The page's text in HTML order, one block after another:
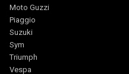
Moto Guzzi
Piaggio
Suzuki
Sym
Triumph
Vespa